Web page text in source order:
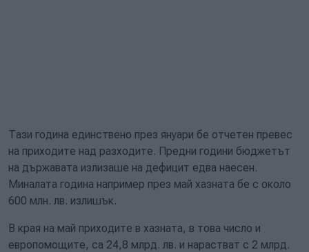
Тази година единствено през януари бе отчетен превес
на приходите над разходите. Предни години бюджетът
на държавата излизаше на дефицит едва наесен.
Миналата година например през май хазната бе с около
600 млн. лв. излишък.
В края на май приходите в хазната, в това число и
европомощите, са 24,8 млрд. лв. и нарастват с 2 млрд.